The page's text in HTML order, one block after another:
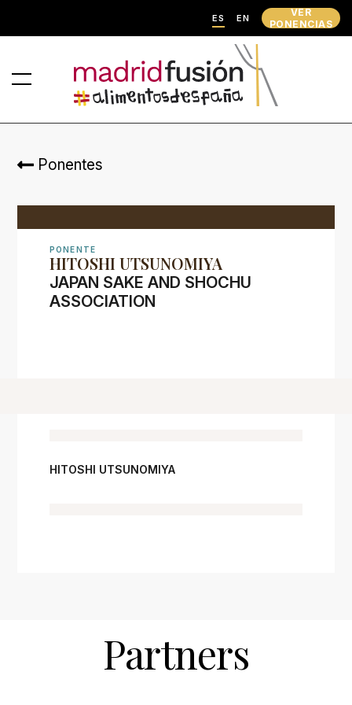
ES EN
VER
PONENCIAS
Ponentes
PONENTE
HITOSHI UTSUNOMIYA
JAPAN SAKE AND SHOCHU
ASSOCIATION
HITOSHI UTSUNOMIYA
Partners